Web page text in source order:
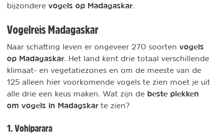
bijzondere vogels op Madagaskar
Vogelreis Madagaskar
Naar schatting leven er ongeveer 270 soorten vogels
op Madagaskar . Het land kent drie totaal verschillende
klimaat- en vegetatiezones en om de meeste van de
125 alleen hier voorkomende vogels te zien moet je uit
alle drie een keus maken. Wat zijn de beste plekken
om vogels in Madagskar te zien?
1. Vohiparara